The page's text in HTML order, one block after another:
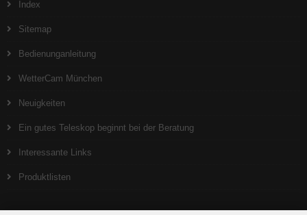
Index
Sitemap
Bedienunganleitung
WetterCam München
Neuigkeiten
Ein gutes Teleskop beginnt bei der Beratung
Interessante Links
Produktlisten